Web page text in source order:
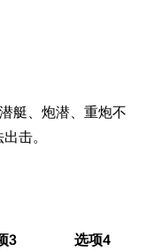
艇、炮潜、重炮不
击。
3 选项4